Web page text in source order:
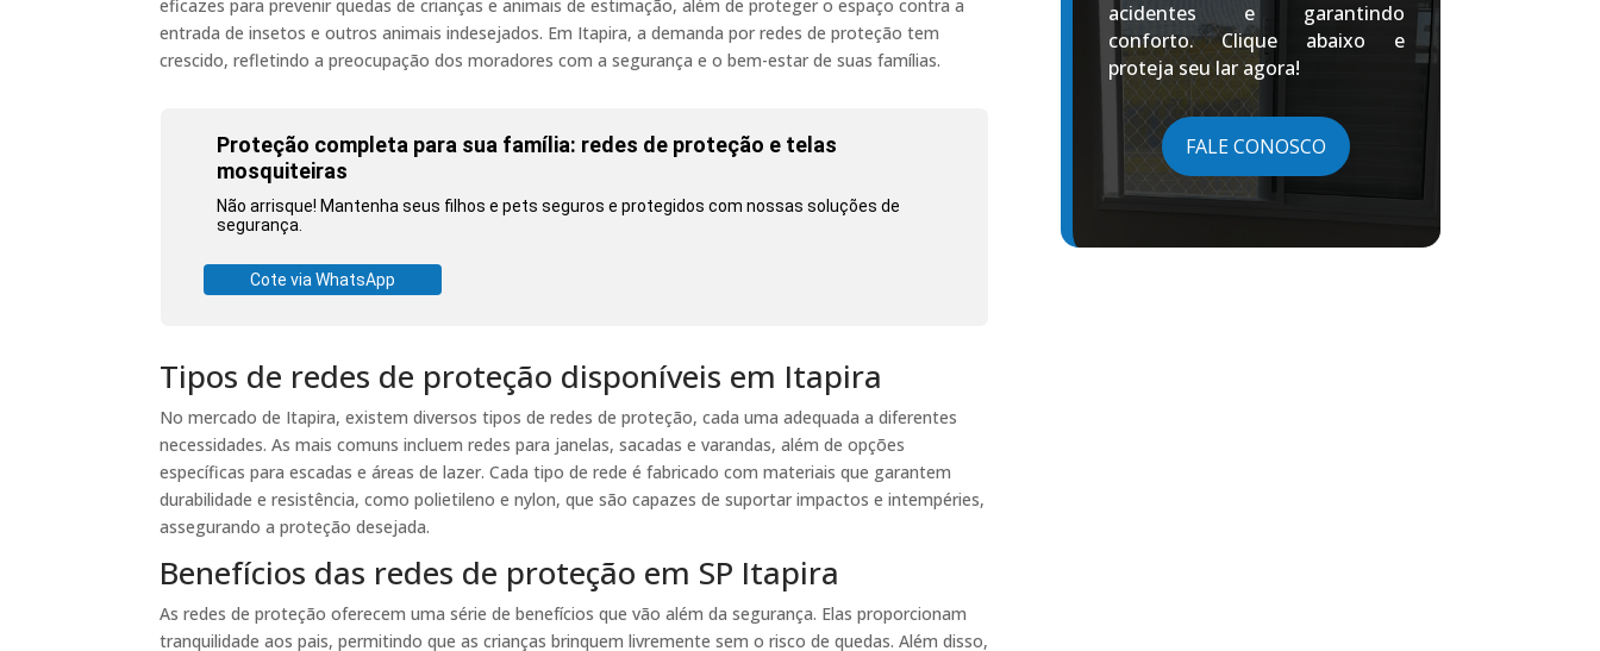
eficazes para prevenir quedas de crianças e animais de estimação, além de proteger o espaço contra a
entrada de insetos e outros animais indesejados. Em Itapira, a demanda por redes de proteção tem
crescido, refletindo a preocupação dos moradores com a segurança e o bem-estar de suas famílias.
Proteção completa para sua família: redes de proteção e telas
mosquiteiras
Não arrisque! Mantenha seus filhos e pets seguros e protegidos com nossas soluções de
segurança.
Cote via WhatsApp
Tipos de redes de proteção disponíveis em Itapira
No mercado de Itapira, existem diversos tipos de redes de proteção, cada uma adequada a diferentes
necessidades. As mais comuns incluem redes para janelas, sacadas e varandas, além de opções
específicas para escadas e áreas de lazer. Cada tipo de rede é fabricado com materiais que garantem
durabilidade e resistência, como polietileno e nylon, que são capazes de suportar impactos e intempéries,
assegurando a proteção desejada.
Benefícios das redes de proteção em SP Itapira
As redes de proteção oferecem uma série de benefícios que vão além da segurança. Elas proporcionam
tranquilidade aos pais, permitindo que as crianças brinquem livremente sem o risco de quedas. Além disso,
acidentes e garantindo
conforto. Clique abaixo e
proteja seu lar agora!
FALE CONOSCO